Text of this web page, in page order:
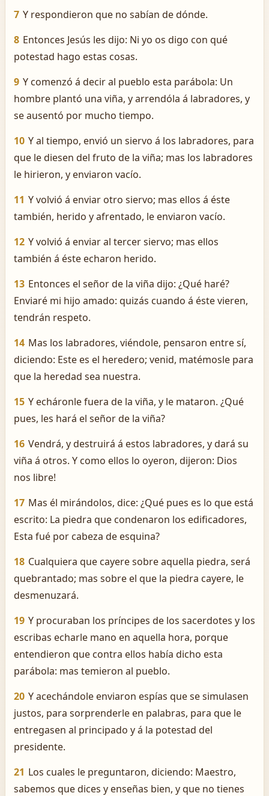
7 Y respondieron que no sabían de dónde.
8 Entonces Jesús les dijo: Ni yo os digo con qué
potestad hago estas cosas.
9 Y comenzó á decir al pueblo esta parábola: Un
hombre plantó una viña, y arrendóla á labradores, y
se ausentó por mucho tiempo.
10 Y al tiempo, envió un siervo á los labradores, para
que le diesen del fruto de la viña; mas los labradores
le hirieron, y enviaron vacío.
11 Y volvió á enviar otro siervo; mas ellos á éste
también, herido y afrentado, le enviaron vacío.
12 Y volvió á enviar al tercer siervo; mas ellos
también á éste echaron herido.
13 Entonces el señor de la viña dijo: ¿Qué haré?
Enviaré mi hijo amado: quizás cuando á éste vieren,
tendrán respeto.
14 Mas los labradores, viéndole, pensaron entre sí,
diciendo: Este es el heredero; venid, matémosle para
que la heredad sea nuestra.
15 Y echáronle fuera de la viña, y le mataron. ¿Qué
pues, les hará el señor de la viña?
16 Vendrá, y destruirá á estos labradores, y dará su
viña á otros. Y como ellos lo oyeron, dijeron: ­Dios
nos libre!
17 Mas él mirándolos, dice: ¿Qué pues es lo que está
escrito: La piedra que condenaron los edificadores,
Esta fué por cabeza de esquina?
18 Cualquiera que cayere sobre aquella piedra, será
quebrantado; mas sobre el que la piedra cayere, le
desmenuzará.
19 Y procuraban los príncipes de los sacerdotes y los
escribas echarle mano en aquella hora, porque
entendieron que contra ellos había dicho esta
parábola: mas temieron al pueblo.
20 Y acechándole enviaron espías que se simulasen
justos, para sorprenderle en palabras, para que le
entregasen al principado y á la potestad del
presidente.
21 Los cuales le preguntaron, diciendo: Maestro,
sabemos que dices y enseñas bien, y que no tienes